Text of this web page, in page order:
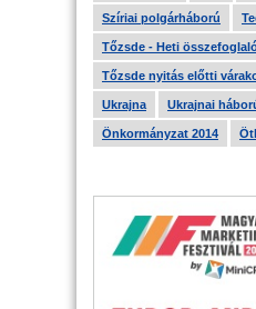
Szíriai polgárháború
Tőzsde - Heti
Tőzsde nyitás előtti
Ukrajna Ukrajnai
Önkormányzat 2014